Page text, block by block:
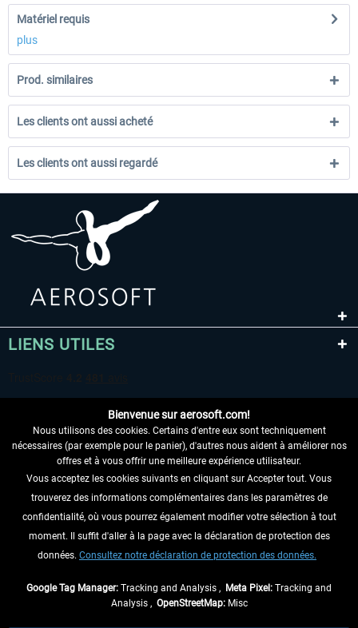
Matériel requis
plus
Prod. similaires
Les clients ont aussi acheté
Les clients ont aussi regardé
LIENS UTILES
RENONCER AU CONTRAT ICI
INFORMATIONS
NE MANQUEZ PAS LES DERNIÈRES
Bienvenue sur aerosoft.com!
Nous utilisons des cookies. Certains d'entre eux sont techniquement
nécessaires (par exemple pour le panier), d'autres nous aident à améliorer nos
offres et à vous offrir une meilleure expérience utilisateur.
Vous acceptez les cookies suivants en cliquant sur Accepter tout. Vous
trouverez des informations complémentaires dans les paramètres de
confidentialité, où vous pourrez également modifier votre sélection à tout
moment. Il suffit d'aller à la page avec la déclaration de protection des
données. Consultez notre déclaration de protection des données.
Google Tag Manager: Tracking and Analysis , Meta Pixel: Tracking and
Analysis , OpenStreetMap:Misc